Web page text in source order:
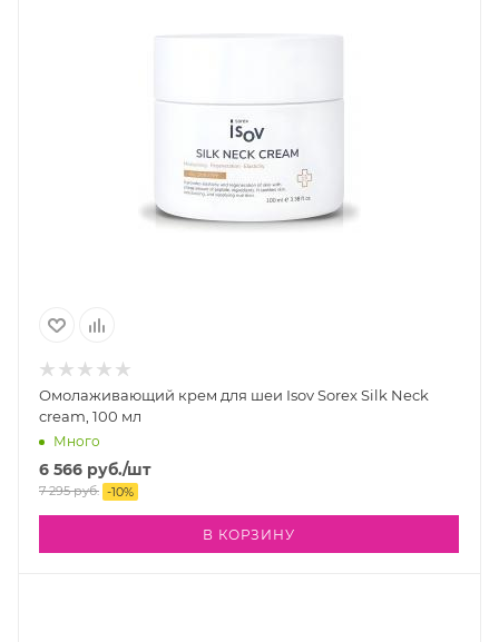
Омолаживающий крем для шеи Isov Sorex Silk Neck
cream, 100 мл
Много
6 566 руб./шт
7 295руб. -10%
В КОРЗИНУ